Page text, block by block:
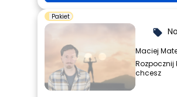
Pakiet
local_offer
Maciej
Rozpocznij
chcesz